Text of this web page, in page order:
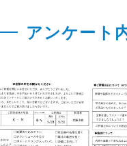
アンケート